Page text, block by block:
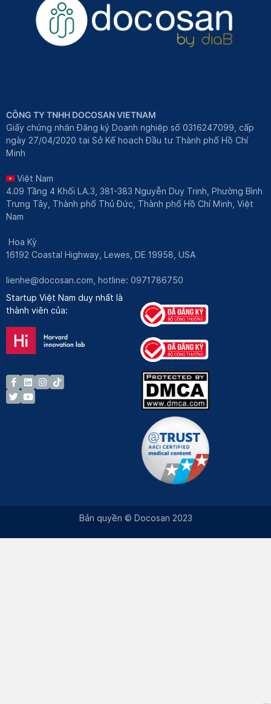
CÔNG TY TNHH DOCOSAN VIETNAM
Giấy chứng nhận Đăng ký Doanh nghiệp số 0316247099, cấp
ngày 27/04/2020 tại Sở Kế hoạch Đầu tư Thành phố Hồ Chí
Minh
Việt Nam
4.09 Tầng 4 Khối LA.3, 381-383 Nguyễn Duy Trinh, Phường Bình
Trưng Tây, Thành phố Thủ Đức, Thành phố Hồ Chí Minh, Việt
Nam
Hoa Kỳ
16192 Coastal Highway, Lewes, DE 19958, USA
lienhe@docosan.com , hotline: 0971786750
Startup Việt Nam duy nhất là
thành viên của:
Bản quyền © Docosan 2023